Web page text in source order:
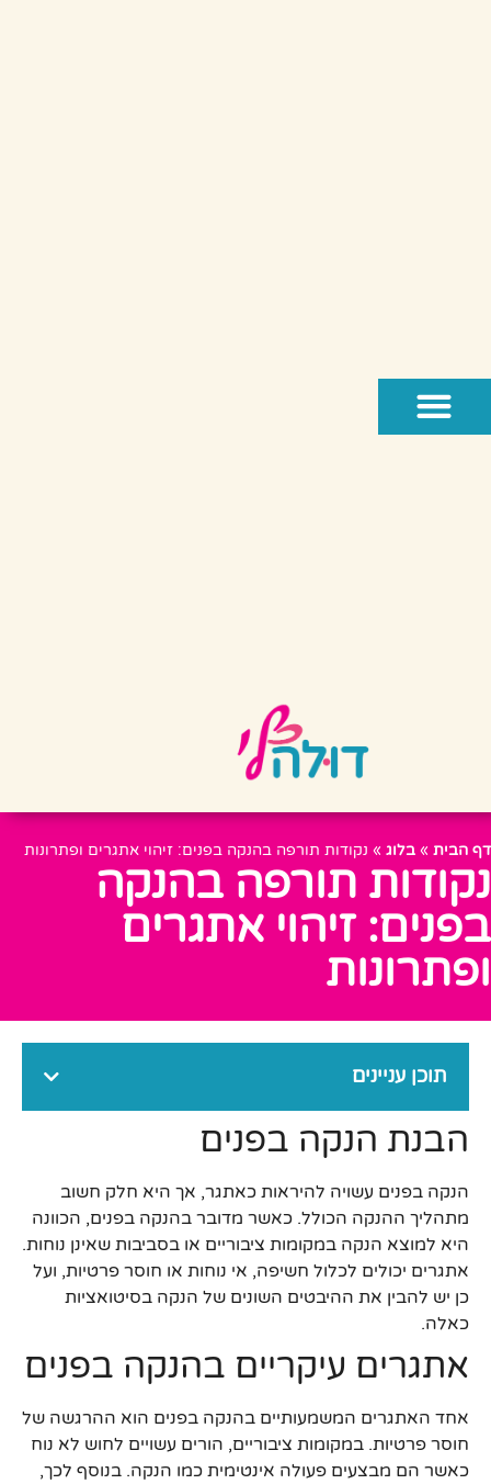
דף הבית » בלוג » נקודות תורפה בהנקה בפנים: זיהוי אתגרים ופתרונות
נקודות תורפה בהנקה
בפנים: זיהוי אתגרים
ופתרונות
תוכן עניינים
הבנת הנקה בפנים
הנקה בפנים עשויה להיראות כאתגר, אך היא חלק חשוב
מתהליך ההנקה הכולל. כאשר מדובר בהנקה בפנים, הכוונה
היא למוצא הנקה במקומות ציבוריים או בסביבות שאינן נוחות.
אתגרים יכולים לכלול חשיפה, אי נוחות או חוסר פרטיות, ועל
כן יש להבין את ההיבטים השונים של הנקה בסיטואציות
כאלה.
אתגרים עיקריים בהנקה בפנים
אחד האתגרים המשמעותיים בהנקה בפנים הוא ההרגשה של
חוסר פרטיות. במקומות ציבוריים, הורים עשויים לחוש לא נוח
כאשר הם מבצעים פעולה אינטימית כמו הנקה. בנוסף לכך,